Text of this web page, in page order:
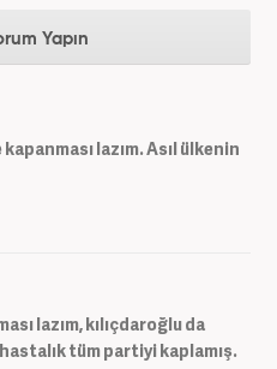
Yapın
lazım. Asıl ülkenin
lazım, kılıçdaroğlu da
tüm partiyi kaplamış.